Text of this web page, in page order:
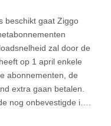
beschikt gaat Ziggo
zal door de
op 1 april enkele
abonnementen, de
extra gaan betalen.
nog onbevestigde i….